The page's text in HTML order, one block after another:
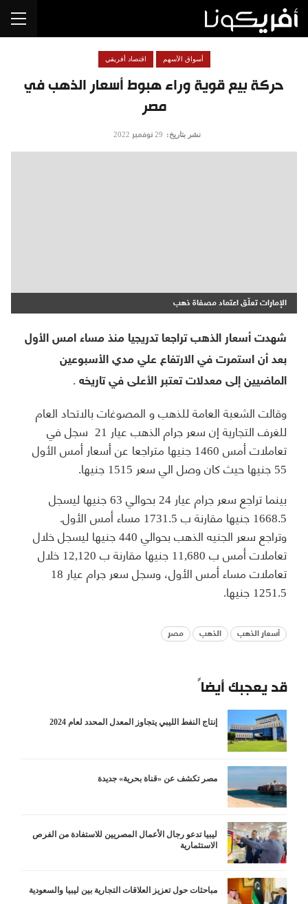
حركة بيع قوية وراء هبوط أسعار الذهب في
مصر
أسواق الأسهم اقتصاد أفريقي
نشر بتاريخ: 29 نوفمبر 2022
الإمارات تعلّق اعتماد مصفاة ذهب
شهدت أسعار الذهب تراجعا تدريجيا منذ مساء امس الأول
بعد أن استمرت في الارتفاع علي مدي الأسبوعين
الماضيين إلى معدلات تعتبر الأعلى في تاريخه .
وقالت الشعبة العامة للذهب و المصوغات بالاتحاد العام
للغرف التجارية إن سعر جرام الذهب عيار 21 سجل في
تعاملات أمس 1460 جنيها متراجعا عن أسعار أمس الأول
55 جنيها حيث كان وصل الي سعر 1515 جنيها.
بينما تراجع سعر جرام عيار 24 بحوالي 63 جنيها ليسجل
1668.5 جنيها مقارنة ب 1731.5 مساء أمس الأول.
وتراجع سعر الجنيه الذهب بحوالي 440 جنيها ليسجل خلال
تعاملات أمس ب 11,680 جنيها مقارنة ب 12,120 خلال
تعاملات مساء أمس الأول، وسجل سعر جرام عيار 18
1251.5 جنيها.
أسعار الذهب الذهب مصر
قد يعجبك أيضاً
إنتاج النفط الليبي يتجاوز المعدل المحدد لعام 2024
مصر تكشف عن «قناة بحرية» جديدة
ليبيا تدعو رجال الأعمال المصريين للاستفادة من الفرص
الاستثمارية
مباحثات حول تعزيز العلاقات التجارية بين ليبيا والسعودية